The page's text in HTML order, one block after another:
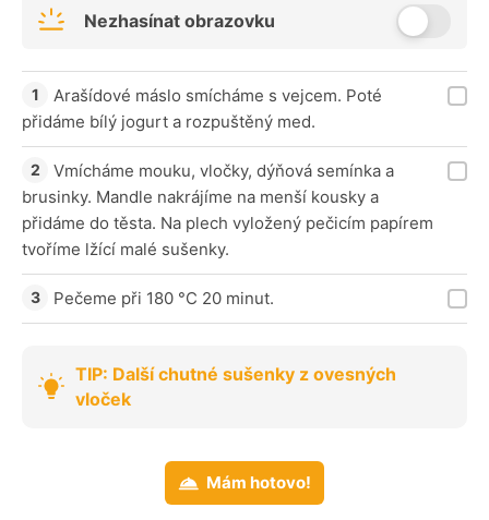
Nezhasínat obrazovku
Arašídové máslo smícháme s vejcem. Poté
přidáme bílý jogurt a rozpuštěný med.
Vmícháme mouku, vločky, dýňová semínka a
brusinky. Mandle nakrájíme na menší kousky a
přidáme do těsta. Na plech vyložený pečicím papírem
tvoříme lžící malé sušenky.
Pečeme při 180 °C 20 minut.
TIP: Další chutné sušenky z ovesných
vloček
Mám hotovo!